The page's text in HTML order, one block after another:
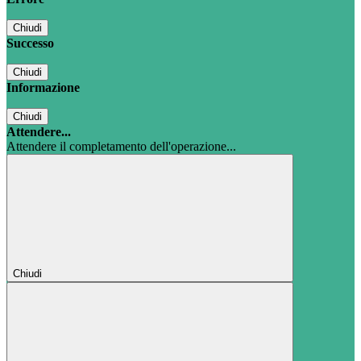
Chiudi
Successo
Chiudi
Informazione
Chiudi
Attendere...
Attendere il completamento dell'operazione...
Chiudi